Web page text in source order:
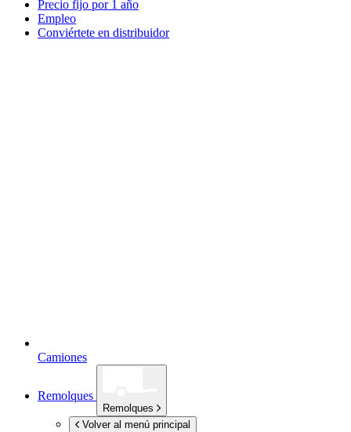
Precio fijo por 1 año
Empleo
Conviértete en distribuidor
Camiones
Remolques
Remolques
Volver al menú principal